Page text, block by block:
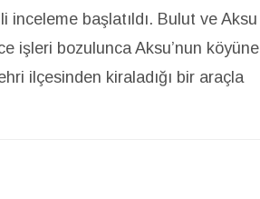
inceleme başlatıldı. Bulut ve Aksu
işleri bozulunca Aksu’nun köyüne
ilçesinden kiraladığı bir araçla